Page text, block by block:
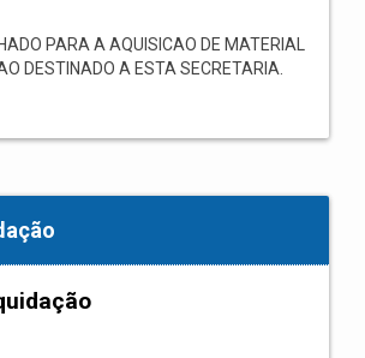
PARA A AQUISICAO DE MATERIAL
DESTINADO A ESTA SECRETARIA.